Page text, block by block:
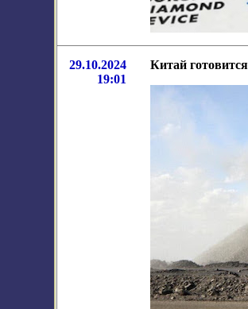
29.10.2024
19:01
Китай